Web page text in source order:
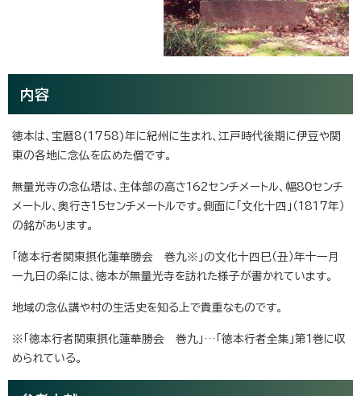
内容
徳本は、宝暦8(1758)年に紀州に生まれ、江戸時代後期に伊豆や関
東の各地に念仏を広めた僧です。
無量光寺の念仏塔は、主体部の高さ162センチメートル、幅80センチ
メートル、奥行き15センチメートルです。側面に「文化十四」（1817年）
の銘があります。
「徳本行者関東摂化蓮華勝会 巻九※」の文化十四巳（丑）年十一月
一九日の条には、徳本が無量光寺を訪れた様子が書かれています。
地域の念仏講や村の生活史を知る上で貴重なものです。
※「徳本行者関東摂化蓮華勝会 巻九」…「徳本行者全集」第1巻に収
められている。